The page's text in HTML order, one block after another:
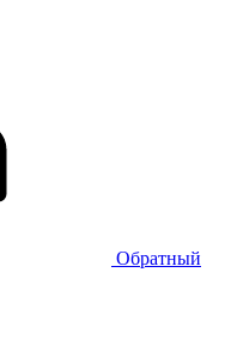
Обратный